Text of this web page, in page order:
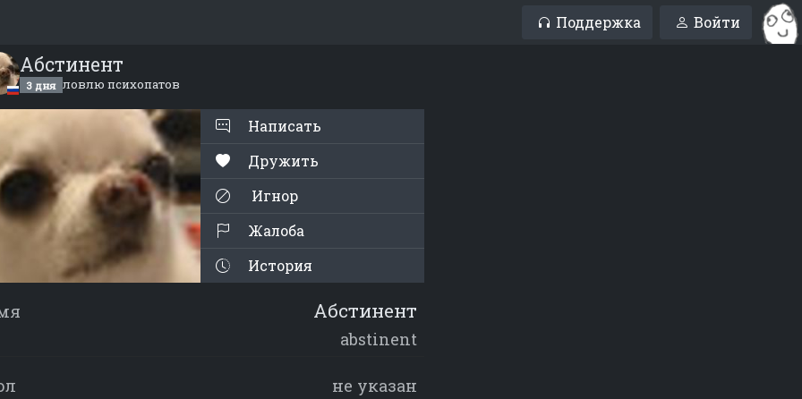
Поддержка Войти
Абстинент
3 дня ловлю психопатов
Написать
Дружить
Игнор
Жалоба
История
Абстинент
abstinent
не указан